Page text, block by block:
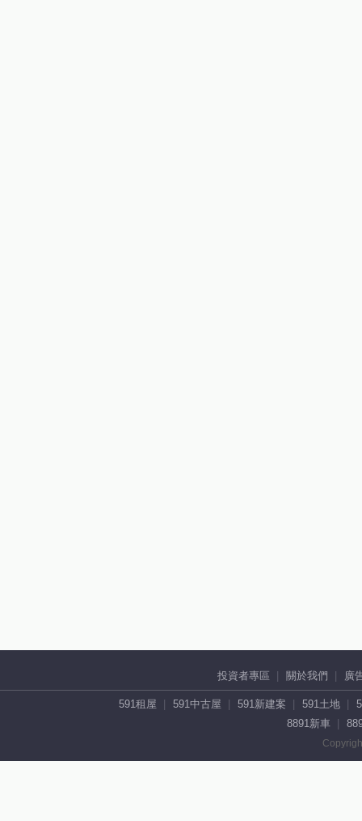
投資者專區 關於我們 廣
591租屋 591中古屋 591新建案 591土地
8891新車